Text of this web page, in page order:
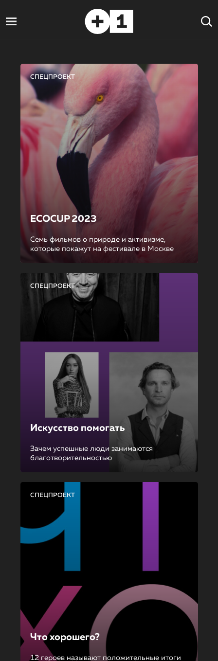
СПЕЦПРОЕКТ
ECOCUP 2023
Семь фильмов о природе и активизме,
которые покажут на фестивале в Москве
СПЕЦПРОЕКТ
Искусство помогать
Зачем успешные люди занимаются
благотворительностью
СПЕЦПРОЕКТ
Что хорошего?
12 героев называют положительные итоги